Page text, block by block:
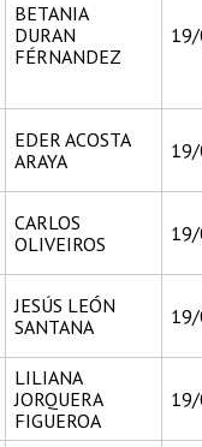
BETANIA
DURAN
FÉRNANDEZ
EDER ACOSTA
ARAYA
CARLOS
OLIVEIROS
JESÚS LEÓN
SANTANA
LILIANA
JORQUERA
FIGUEROA